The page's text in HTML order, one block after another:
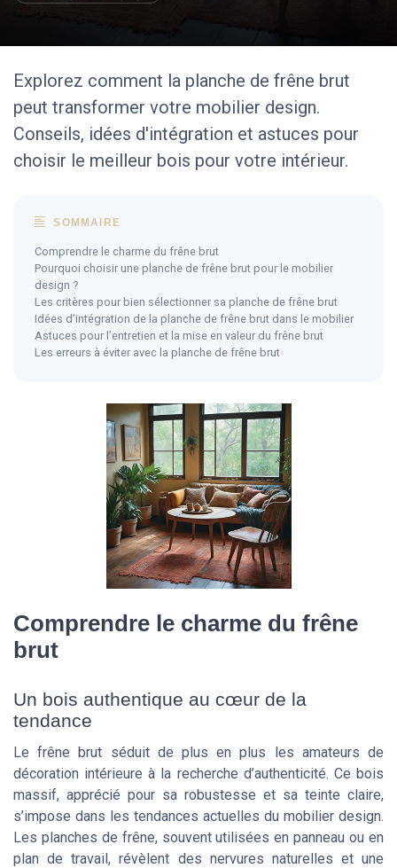
Explorez comment la planche de frêne brut
peut transformer votre mobilier design.
Conseils, idées d'intégration et astuces pour
choisir le meilleur bois pour votre intérieur.
SOMMAIRE
Comprendre le charme du frêne brut
Pourquoi choisir une planche de frêne brut pour le mobilier
design ?
Les critères pour bien sélectionner sa planche de frêne brut
Idées d’intégration de la planche de frêne brut dans le mobilier
Astuces pour l’entretien et la mise en valeur du frêne brut
Les erreurs à éviter avec la planche de frêne brut
Comprendre le charme du frêne
brut
Un bois authentique au cœur de la
tendance
Le frêne brut séduit de plus en plus les amateurs de
décoration intérieure à la recherche d’authenticité. Ce bois
massif, apprécié pour sa robustesse et sa teinte claire,
s’impose dans les tendances actuelles du mobilier design.
Les planches de frêne, souvent utilisées en panneau ou en
plan de travail, révèlent des nervures naturelles et une